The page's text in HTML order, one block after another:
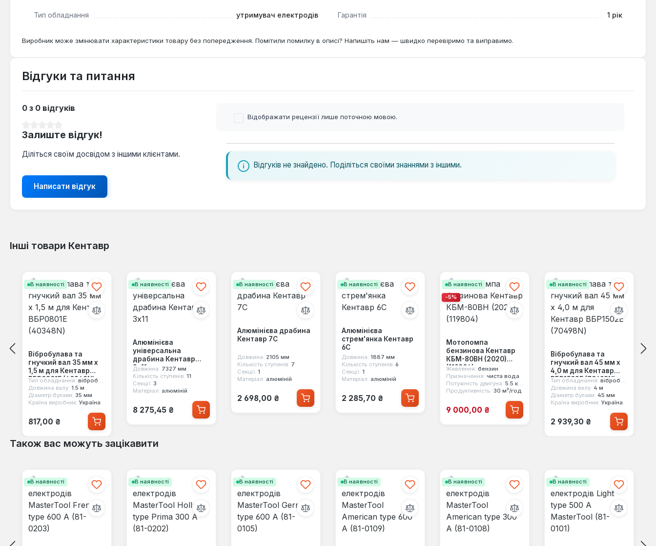
Тип обладнання утримувач електродів Гарантія 1 рік
Виробник може змінювати характеристики товару без попередження. Помітили помилку в описі? Напишіть нам — швидко перевіримо та виправимо.
Відгуки та питання
0 з 0 відгуків
Залиште відгук!
Діліться своїм досвідом з іншими клієнтами.
Написати відгук
Відображати рецензії лише поточною мовою.
Відгуків не знайдено. Поділіться своїми знаннями з іншими.
Інші товари Кентавр
В наявності
Вібробулава та
гнучкий вал 35 мм х
1,5 м для Кентавр
ВБР0801Е (40348N)
Тип обладнання: вібробулава та гнучкий вал
Довжина валу: 1.5 м
Діаметр булави: 35 мм
Країна виробник: Україна
Звичайна ціна:
817,00 ₴
В наявності
Алюмінієва
універсальна
драбина Кентавр
3x11
Довжина: 7327 мм
Кількість ступенів: 11
Секції: 3
Матеріал: алюміній
Звичайна ціна:
8 275,45 ₴
В наявності
Алюмінієва драбина
Кентавр 7С
Довжина: 2105 мм
Кількість ступенів: 7
Секції: 1
Матеріал: алюміній
Звичайна ціна:
2 698,00 ₴
В наявності
Алюмінієва
стрем'янка Кентавр
6С
Довжина: 1887 мм
Кількість ступенів: 6
Секції: 1
Матеріал: алюміній
Звичайна ціна:
2 285,70 ₴
В наявності
-5%
Мотопомпа
бензинова Кентавр
КБМ-80ВН (2020)
(119804)
Живлення: бензин
Призначення: чиста вода
Потужність двигуна: 5.5 к.с.
Продуктивність: 30 м³/год
Ціна продажу:
9 000,00 ₴
В наявності
Вібробулава та
гнучкий вал 45 мм х
4,0 м для Кентавр
ВБР1502Е (70498N)
Тип обладнання: вібробулава та гнучкий вал
Довжина валу: 4 м
Діаметр булави: 45 мм
Країна виробник: Україна
Звичайна ціна:
2 939,30 ₴
Також вас можуть зацікавити
В наявності В наявності В наявності В наявності В наявності В наявності